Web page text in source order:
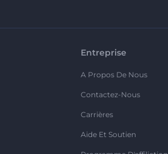
Entreprise
A Propos De Nous
Contactez-Nous
Carrières
Aide Et Soutien